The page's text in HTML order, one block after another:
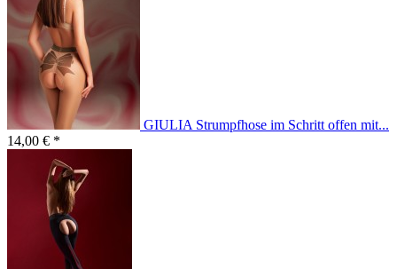
GIULIA Strumpfhose im Schritt offen mit...
14,00 € *